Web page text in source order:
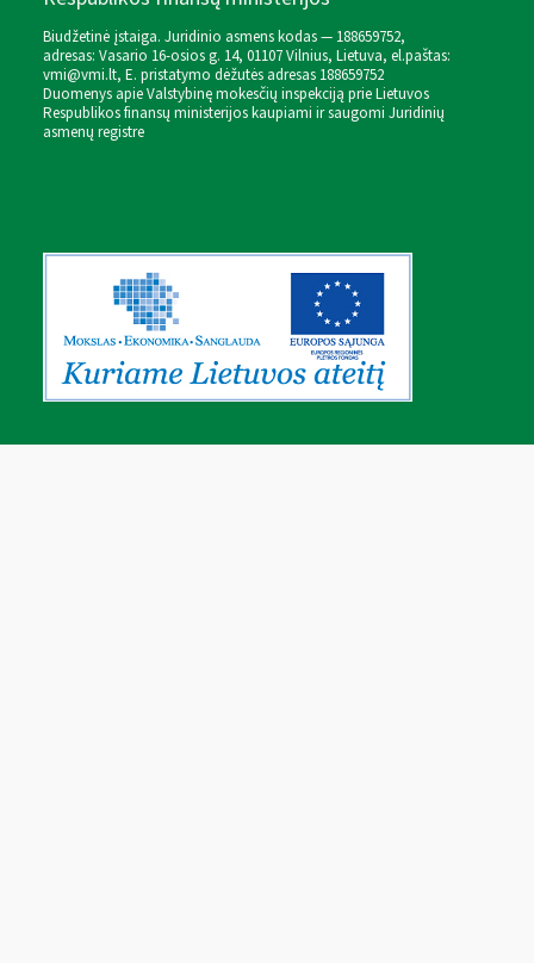
Biudžetinė įstaiga. Juridinio asmens kodas — 188659752,
adresas: Vasario 16-osios g. 14, 01107 Vilnius, Lietuva, el.paštas:
vmi@vmi.lt, E. pristatymo dėžutės adresas 188659752
Duomenys apie Valstybinę mokesčių inspekciją prie Lietuvos
Respublikos finansų ministerijos kaupiami ir saugomi Juridinių
asmenų registre